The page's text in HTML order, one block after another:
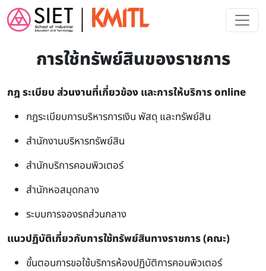
Skip to main content
การใช้ทรัพย์สินของราชการ
กฎ ระเบียบ ส่วนงานที่เกี่ยวข้อง และการให้บริการ online
กฎระเบียบการบริหารการเงิน พัสดุ และทรัพย์สิน
สำนักงานบริหารทรัพย์สิน
สำนักบริการคอมพิวเตอร์
สำนักหอสมุดกลาง
ระบบการจองรถส่วนกลาง
แนวปฏิบัติเกี่ยวกับการใช้ทรัพย์สินทางราชการ (คณะ)
ขั้นตอนการขอใช้บริการห้องปฏิบัติการคอมพิวเตอร์